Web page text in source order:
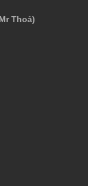
Thoả)